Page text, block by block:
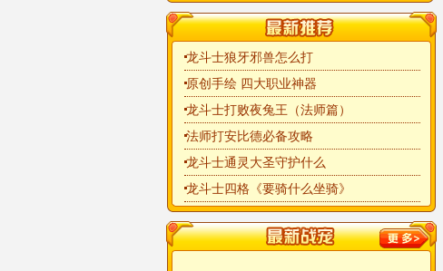
龙斗士狼牙邪兽怎么打
原创手绘 四大职业神器
龙斗士打败夜兔王（法师篇）
法师打安比德必备攻略
龙斗士通灵大圣守护什么
龙斗士四格《要骑什么坐骑》